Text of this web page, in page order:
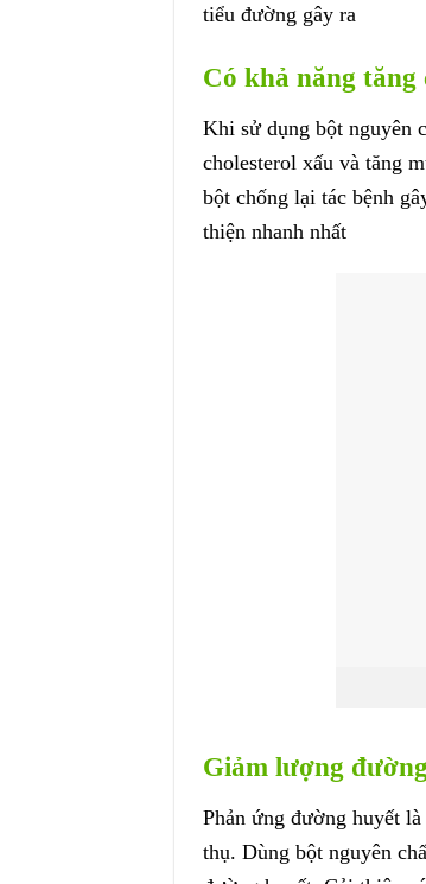
tiểu đường gây ra
Có khả năng tăng
Khi sử dụng bột nguyên
cholesterol xấu và tăng
bột chống lại tác bệnh
thiện nhanh nhất
Giảm lượng
Phản ứng đường huyết
thụ. Dùng bột nguyên